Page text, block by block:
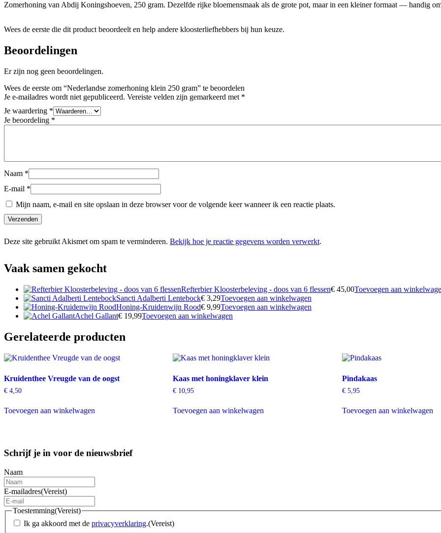
Zomerhoning van Abdij Koningshoeven, 250 gram. Dezelfde rijke bloemensmaak als de grote pot, maar in een kleiner formaat — handig
Wees de eerste die dit product beoordeelt en help andere kloosterliefhebbers bij hun keuze.
Beoordelingen
Er zijn nog geen beoordelingen.
Wees de eerste om “Nederlandse zomerhoning klein 250 gram” te beoordelen
Je e-mailadres wordt niet gepubliceerd. Vereiste velden zijn gemarkeerd met *
Je waardering *
Je beoordeling *
Naam *
E-mail *
Mijn naam, e-mail en site opslaan in deze browser voor de volgende keer wanneer ik een reactie plaats.
Deze site gebruikt Akismet om spam te verminderen. Bekijk hoe je reactie gegevens worden verwerkt.
Vaak samen gekocht
Refterbier Kloosterbeleving - doos van 6 flessen€ 45,00Toevoegen aan
Sancti Adalberti Lentebock€ 3,29Toevoegen aan winkelwagen
Honing-Kruidenwijn Rood€ 9,99Toevoegen aan winkelwagen
Achel Gallant€ 19,99Toevoegen aan winkelwagen
Gerelateerde producten
Kruidenthee Vreugde van de oogst
€ 4,50
Toevoegen aan winkelwagen
Kaas met honingklaver klein
€ 10,95
Toevoegen aan winkelwagen
Pindakaas
€5,95
Toevoegen aan winkelwagen
Schrijf je in voor de nieuwsbrief
Naam
E-mailadres(Vereist)
Toestemming(Vereist)
Ik ga akkoord met de privacyverklaring.(Vereist)